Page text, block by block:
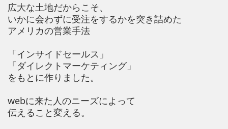
広大な土地だからこそ、
いかに会わずに受注をするかを突き詰めた
アメリカの営業手法
「インサイドセールス」
「ダイレクトマーケティング」
をもとに作りました。
webに来た人のニーズによって
伝えること変える。